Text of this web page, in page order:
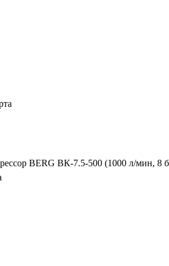
BERG ВК-7.5-500 (1000 л/мин, 8